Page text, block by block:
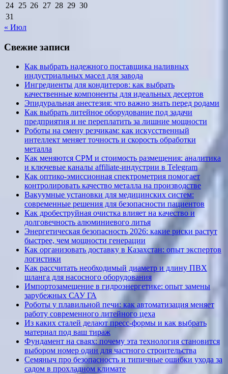
24 25 26 27 28 29 30
31
« Июл
Свежие записи
Как выбрать надежного поставщика наливных
индустриальных масел для завода
Ингредиенты для кондитеров: как выбрать
качественные компоненты для идеальных десертов
Эпидуральная анестезия: что важно знать перед родами
Как выбрать литейное оборудование под задачи
предприятия и не переплатить за лишние мощности
Роботы на смену резчикам: как искусственный
интеллект меняет точность и скорость обработки
металла
Как меняются CPM и стоимость размещения: аналитика
и ключевые каналы affiliate-индустрии в Telegram
Как оптико-эмиссионная спектрометрия помогает
контролировать качество металла на производстве
Вакуумные установки для медицинских систем:
современные решения для безопасности пациентов
Как дробеструйная очистка влияет на качество и
долговечность алюминиевого литья
Энергетическая безопасность 2026: какие риски растут
быстрее, чем мощности генерации
Как организовать доставку в Казахстан: опыт экспертов
логистики
Как рассчитать необходимый диаметр и длину ПВХ
шланга для насосного оборудования
Импортозамещение в гидроэнергетике: опыт замены
зарубежных САУ ГА
Роботы у плавильной печи: как автоматизация меняет
работу современного литейного цеха
Из каких сталей делают пресс-формы и как выбрать
материал под ваш тираж
Фундамент на сваях: почему эта технология становится
выбором номер один для частного строительства
Семяныч про безопасность и типичные ошибки ухода за
садом в прохладном климате